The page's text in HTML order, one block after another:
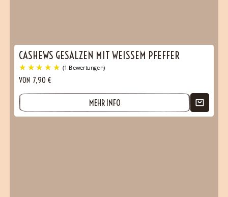
CASHEWS GESALZEN MIT WEISSEM PFEFFER
VON 7,90 €
MEHR INFO